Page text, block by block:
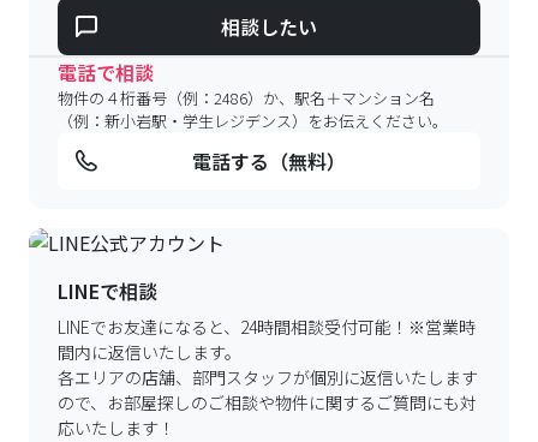
相談したい
電話で相談
物件の４桁番号（例：2486）か、駅名＋マンション名
（例：新小岩駅・学生レジデンス）をお伝えください。
電話する（無料）
LINEで相談
LINEでお友達になると、24時間相談受付可能！ ※営業時
間内に返信いたします。
各エリアの店舗、部門スタッフが個別に返信いたします
ので、 お部屋探しのご相談や物件に関するご質問にも対
応いたします！